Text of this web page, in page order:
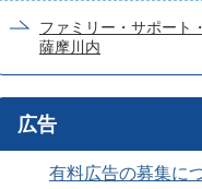
ファミリー・サポート
薩摩川内
広告
有料広告の募集に